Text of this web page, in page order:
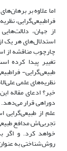
اما علاوه بر
فرا‌طبیعی‌گرایی،
از جهان،
استدلال‌‌های هر یک
چارچوب مناقشه از
تغییر پیدا کرده
‌طبیعی‌گرایی-
نظریه‌‌های علمی
خیر؟ ادعای مقاله
دوراهی قرار
علم از ‌طبیعی‌گرایی
تجربی‌اش مدافع
خواهد کرد. و اگر
روش‌شناختی به